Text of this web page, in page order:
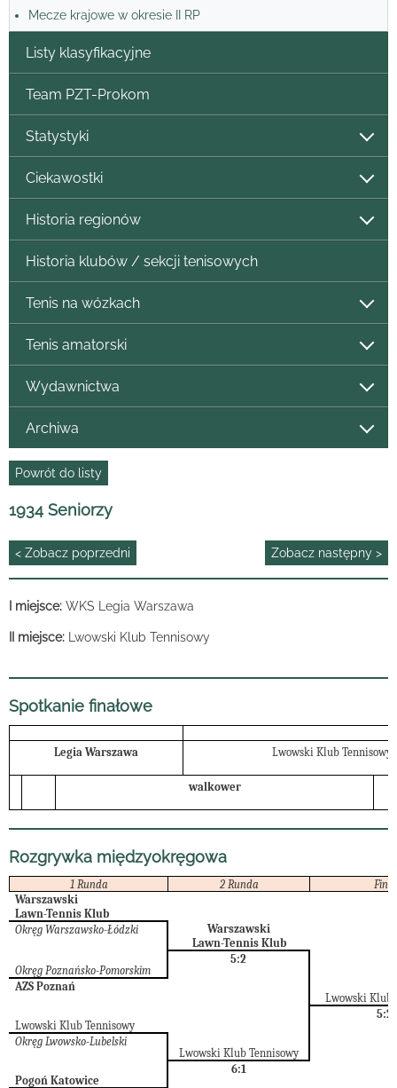
Mecze krajowe w okresie II RP
Listy klasyfikacyjne
Team PZT-Prokom
Statystyki
Ciekawostki
Historia regionów
Historia klubów / sekcji tenisowych
Tenis na wózkach
Tenis amatorski
Wydawnictwa
Archiwa
Powrót do listy
1934 Seniorzy
< Zobacz poprzedni Zobacz następny >
I miejsce: WKS Legia Warszawa
II miejsce: Lwowski Klub Tennisowy
Spotkanie finałowe
Legia Warszawa Lwowski Klub Tennisowy
walkower
Rozgrywka międzyokręgowa
1 Runda 2 Runda
Finał
Warszawski
Lawn-Tennis Klub
Okręg Warszawsko-Łódzki
Warszawski
Lawn-Tennis Klub
Okręg Poznańsko-Pomorskim
5:2
AZS Poznań
Lwowski Klub
Lwowski Klub Tennisowy
5:2
Okręg Lwowsko-Lubelski
Lwowski Klub Tennisowy
Pogoń Katowice
6:1